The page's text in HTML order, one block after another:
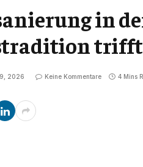
in
trifft
2026 Keine Kommentare 4 Mins